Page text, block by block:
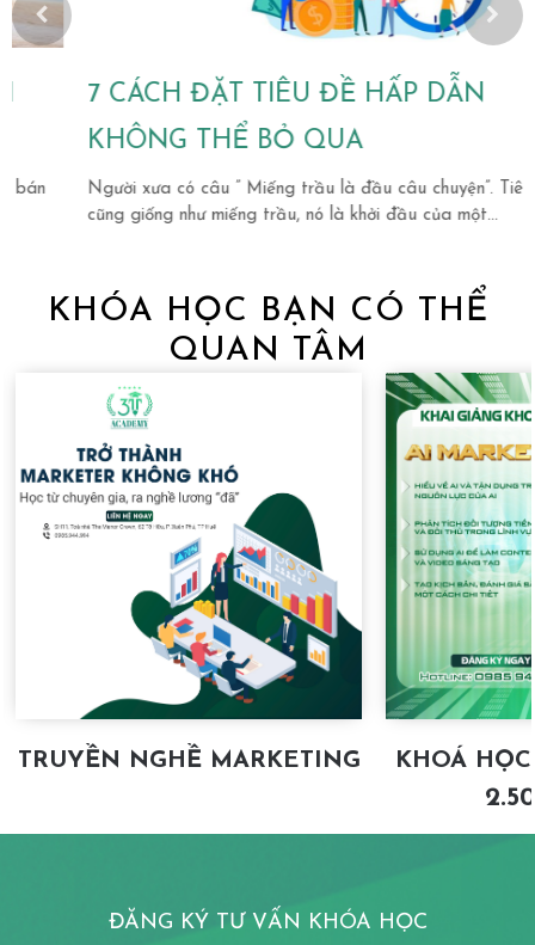
7 CÁCH ĐẶT TIÊU ĐỀ HẤP DẪN
KHÔNG THỂ BỎ QUA
Người xưa có câu ” Miếng trầu là đầu câu chuyện”. Tiêu đề
cũng giống như miếng trầu, nó là khởi đầu của một...
KHÓA HỌC BẠN CÓ THỂ
QUAN TÂM
TRUYỀN NGHỀ MARKETING KHOÁ
ĐĂNG KÝ TƯ VẤN KHÓA HỌC